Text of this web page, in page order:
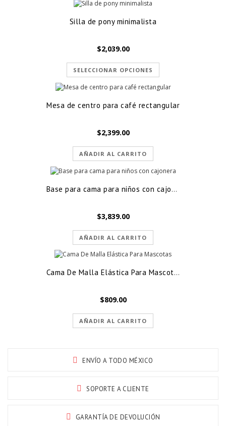
Silla de pony minimalista
$2,039.00
SELECCIONAR OPCIONES
Mesa de centro para café rectangular
$2,399.00
AÑADIR AL CARRITO
Base para cama para niños con cajonera
$3,839.00
AÑADIR AL CARRITO
Cama De Malla Elástica Para Mascotas
$809.00
AÑADIR AL CARRITO
ENVÍO A TODO MÉXICO
SOPORTE A CLIENTE
GARANTÍA DE DEVOLUCIÓN